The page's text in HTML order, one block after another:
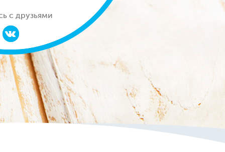
с друзьями
с друзьями